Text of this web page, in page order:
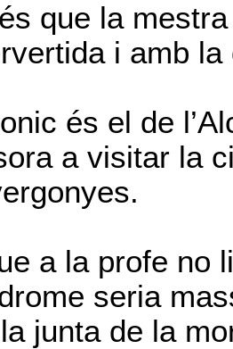
que la
i amb
és el de
a visitar la
a la profe no
seria
junta de la